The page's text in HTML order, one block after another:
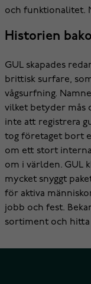
och funktionalitet.
Historien
GUL skapades
brittisk surfare,
vågsurfning.
vilket betyder mås
inte att registrera
tog företaget bort
om ett stort
om i världen. GUL
mycket snyggt
för aktiva
jobb och fest.
sortiment och